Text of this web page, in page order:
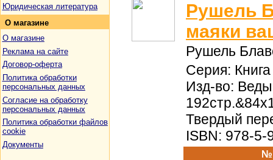
Юридическая литература
О магазине
О магазине
Реклама на сайте
Договор-оферта
Политика обработки
персональных данных
Согласие на обработку
персональных данных
Политика обработки файлов
cookie
Документы
Рушель
маяки
Рушель
Серия: Книга
Изд-во:
Твердый
ISBN: 978-5-